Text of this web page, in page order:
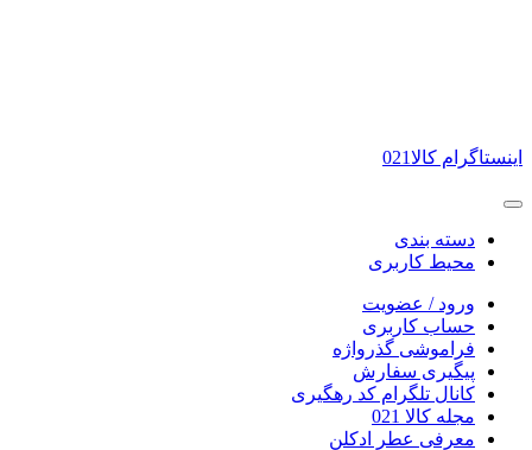
اینستاگرام کالا021
دسته بندی
محیط کاربری
ورود / عضویت
حساب کاربری
فراموشی گذرواژه
پیگیری سفارش
کانال تلگرام کد رهگیری
مجله کالا 021
معرفی عطر ادکلن